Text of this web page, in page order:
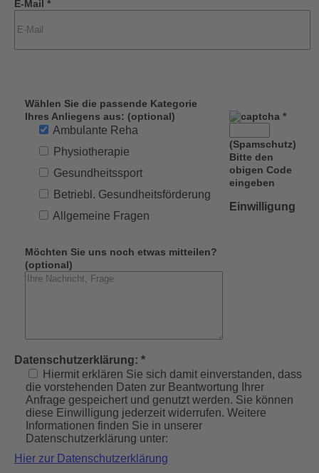
E-Mail *
Wählen Sie die passende Kategorie
Ihres Anliegens aus: (optional)
Ambulante Reha
Physiotherapie
Gesundheitssport
Betriebl. Gesundheitsförderung
Allgemeine Fragen
Möchten Sie uns noch etwas mitteilen?
(optional)
*
(Spamschutz)
Bitte den
obigen Code
eingeben
Einwilligung
Datenschutzerklärung: *
Hiermit erklären Sie sich damit einverstanden, dass
die vorstehenden Daten zur Beantwortung Ihrer
Anfrage gespeichert und genutzt werden. Sie können
diese Einwilligung jederzeit widerrufen. Weitere
Informationen finden Sie in unserer
Datenschutzerklärung unter:
Hier zur Datenschutzerklärung